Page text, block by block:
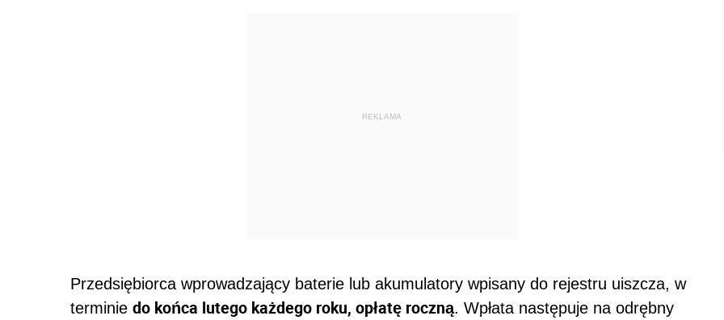
REKLAMA
Przedsiębiorca wprowadzający baterie lub akumulatory wpisany do rejestru uiszcza, w
terminie do końca lutego każdego roku, opłatę roczną. Wpłata następuje na odrębny